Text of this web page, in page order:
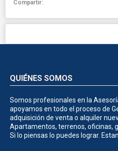
Compartir:
QUIÉNES SOMOS
Somos profesionales en la
apoyamos en todo el proceso de
adquisición de venta o alquiler
Apartamentos, terrenos, oficinas,
Si lo piensas lo puedes lograr.